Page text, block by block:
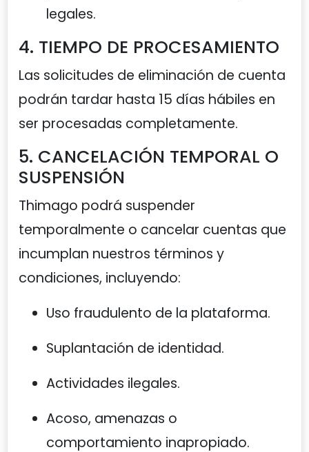
legales.
4. TIEMPO DE PROCESAMIENTO
Las solicitudes de eliminación de cuenta
podrán tardar hasta 15 días hábiles en
ser procesadas completamente.
5. CANCELACIÓN TEMPORAL O
SUSPENSIÓN
Thimago podrá suspender
temporalmente o cancelar cuentas que
incumplan nuestros términos y
condiciones, incluyendo:
Uso fraudulento de la plataforma.
Suplantación de identidad.
Actividades ilegales.
Acoso, amenazas o
comportamiento inapropiado.